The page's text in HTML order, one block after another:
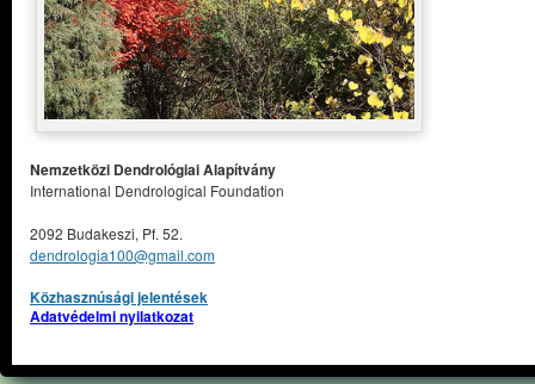
Nemzetközi Dendrológiai Alapítvány
International Dendrological Foundation
2092 Budakeszi, Pf. 52.
dendrologia100@gmail.com
Közhasznúsági jelentések
Adatvédelmi nyilatkozat